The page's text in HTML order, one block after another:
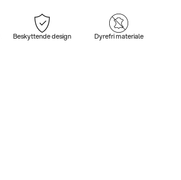
Beskyttende design Dyrefri materiale